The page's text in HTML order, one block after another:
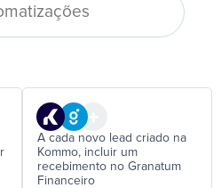
A cada novo lead criado na
Kommo, incluir um
recebimento no Granatum
Financeiro